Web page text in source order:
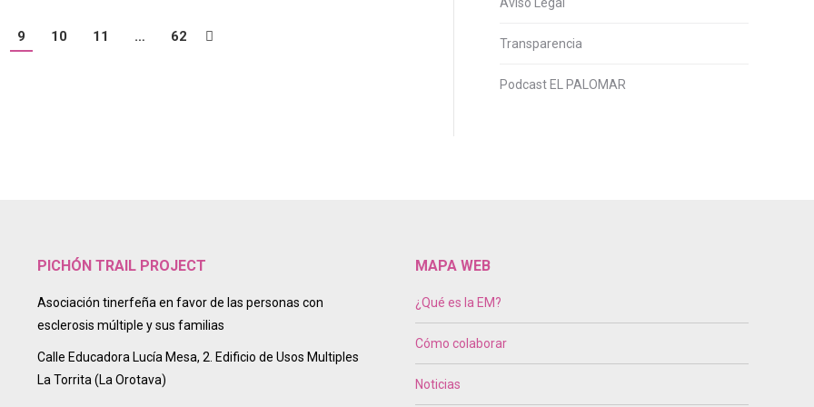
9 10 11 … 62 Transparencia
Podcast EL PALOMAR
PICHÓN TRAIL PROJECT
Asociación tinerfeña en favor de las personas con
esclerosis múltiple y sus familias
Calle Educadora Lucía Mesa, 2. Edificio de Usos Multiples
La Torrita (La Orotava)
MAPA WEB
¿Qué es la EM?
Cómo colaborar
Noticias